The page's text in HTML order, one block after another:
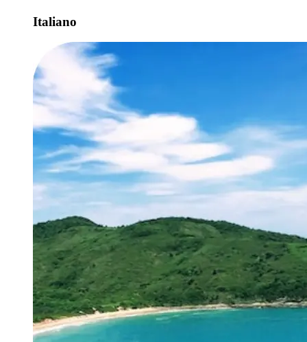
Italiano